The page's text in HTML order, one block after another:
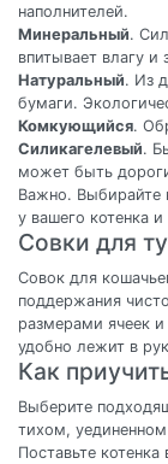
наполнителей.
Минеральный.
впитывает влагу
Натуральный. Из
бумаги.
Комкующийся.
Силикагелевый.
может быть
Важно. Выбирайте
у вашего котенка
Совки для
Совок для
поддержания
размерами ячеек
удобно лежит в
Как
Выберите
тихом,
Поставьте